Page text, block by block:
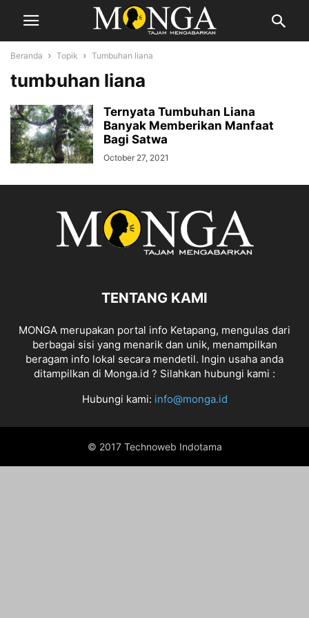
Beranda Topik Tumbuhan liana
tumbuhan liana
Ternyata Tumbuhan Liana
Banyak Memberikan Manfaat
Bagi Satwa
October 27, 2021
TENTANG KAMI
MONGA merupakan portal info Ketapang, mengulas dari
berbagai sisi yang menarik dan unik, menampilkan
beragam info lokal secara mendetil. Ingin usaha anda
ditampilkan di Monga.id ? Silahkan hubungi kami :
Hubungi kami: info@monga.id
© 2017 Technoweb Indotama